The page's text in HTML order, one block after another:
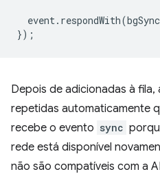
event. respondWith(
});
Depois de adicionadas à fila,
repetidas automaticamente
recebe o evento sync
rede está disponível
não são compatíveis com a